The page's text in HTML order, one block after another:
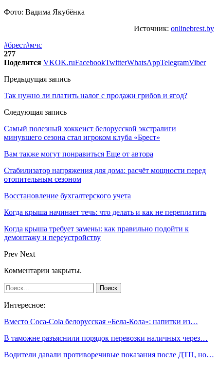
Фото: Вадима Якубёнка
Источник: onlinebrest.by
#брест#мчс
277
Поделится VKOK.ruFacebookTwitterWhatsAppTelegramViber
Предыдущая запись
Так нужно ли платить налог с продажи грибов и ягод?
Следующая запись
Самый полезный хоккеист белорусской экстралиги
минувшего сезона стал игроком клуба «Брест»
Вам также могут понравиться Еще от автора
Стабилизатор напряжения для дома: расчёт мощности перед
отопительным сезоном
Восстановление бухгалтерского учета
Когда крыша начинает течь: что делать и как не переплатить
Когда крыша требует замены: как правильно подойти к
демонтажу и переустройству
Prev Next
Комментарии закрыты.
Интересное:
Вместо Сoca-Сola белорусская «Бела-Кола»: напитки из…
В таможне разъяснили порядок перевозки наличных через…
Водители давали противоречивые показания после ДТП, но…